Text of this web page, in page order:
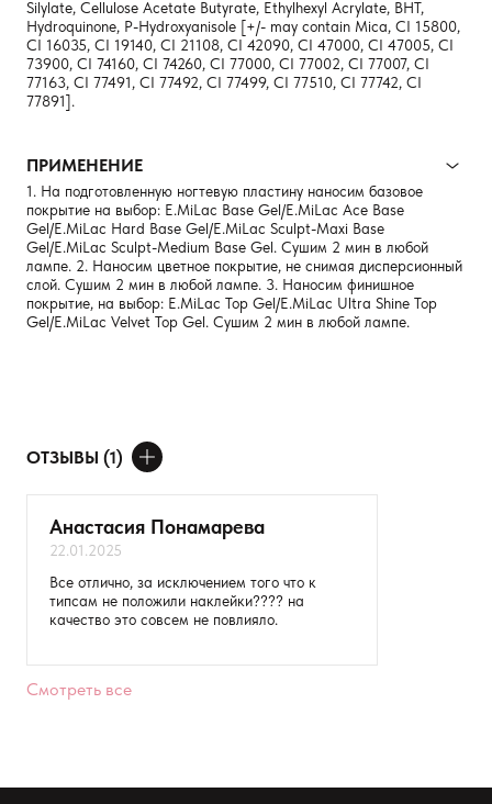
Silylate, Cellulose Acetate Butyrate, Ethylhexyl Acrylate, BHT,
Hydroquinone, P-Hydroxyanisole [+/- may contain Mica, CI 15800,
CI 16035, CI 19140, CI 21108, CI 42090, CI 47000, CI 47005, CI
73900, CI 74160, CI 74260, CI 77000, CI 77002, CI 77007, CI
77163, CI 77491, CI 77492, CI 77499, CI 77510, CI 77742, CI
77891].
ПРИМЕНЕНИЕ
1. На подготовленную ногтевую пластину наносим базовое
покрытие на выбор: E.MiLac Base Gel/E.MiLac Ace Base
Gel/E.MiLac Hard Base Gel/E.MiLac Sculpt-Maxi Base
Gel/E.MiLac Sculpt-Medium Base Gel. Сушим 2 мин в любой
лампе. 2. Наносим цветное покрытие, не снимая дисперсионный
слой. Сушим 2 мин в любой лампе. 3. Наносим финишное
покрытие, на выбор: E.MiLac Top Gel/E.MiLac Ultra Shine Top
Gel/E.MiLac Velvet Top Gel. Сушим 2 мин в любой лампе.
ОТЗЫВЫ (1)
Ваше имя
Товар
Расскажите о впечатлениях
Анастасия Понамарева
22.01.2025
Все отлично, за исключением того что к
типсам не положили наклейки???? на
качество это совсем не повлияло.
Смотреть все